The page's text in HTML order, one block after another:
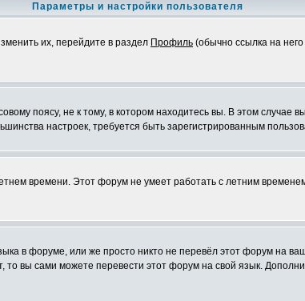
Параметры и настройки пользователя
их, перейдите в раздел Профиль (обычно ссылка на
поясу, не к тому, в котором находитесь вы. В этом случае
настроек, требуется быть зарегистрированным
времени. Этот форум не умеет работать с летним
в форуме, или же просто никто не перевёл этот форум на
то вы сами можете перевести этот форум на свой язык.